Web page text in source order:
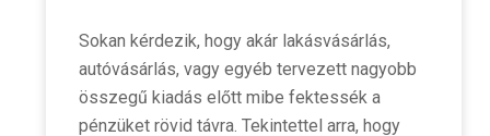
Sokan kérdezik, hogy akár lakásvásárlás,
autóvásárlás, vagy egyéb tervezett nagyobb
összegű kiadás előtt mibe fektessék a
pénzüket rövid távra. Tekintettel arra, hogy